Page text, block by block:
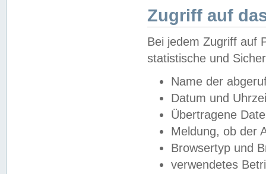
Zugriff auf
Bei jedem Zugriff auf
statistische und
Name der
Datum und
Übertragene
Meldung, ob der
Browsertyp und
verwendetes